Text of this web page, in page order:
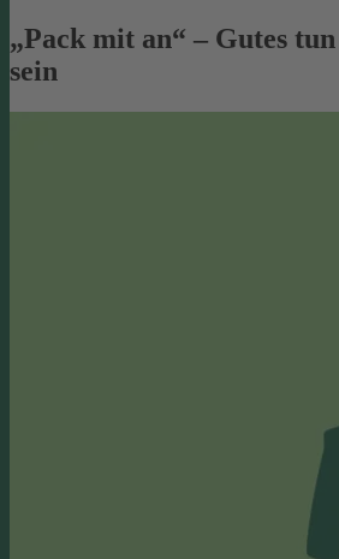
„Pack mit an“ – Gutes
sein